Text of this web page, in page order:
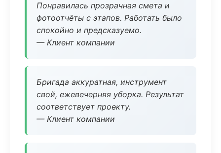
Понравилась прозрачная смета и
фотоотчёты с этапов. Работать было
спокойно и предсказуемо.
— Клиент компании
Бригада аккуратная, инструмент
свой, ежевечерняя уборка. Результат
соответствует проекту.
— Клиент компании